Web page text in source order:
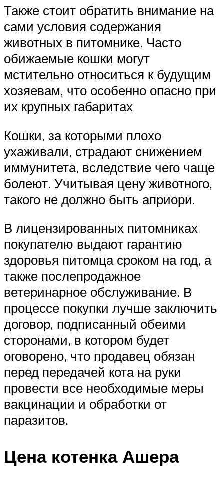
Также стоит обратить внимание на
сами условия содержания
животных в питомнике. Часто
обижаемые кошки могут
мстительно относиться к будущим
хозяевам, что особенно опасно при
их крупных габаритах
Кошки, за которыми плохо
ухаживали, страдают снижением
иммунитета, вследствие чего чаще
болеют. Учитывая цену животного,
такого не должно быть априори.
В лицензированных питомниках
покупателю выдают гарантию
здоровья питомца сроком на год, а
также послепродажное
ветеринарное обслуживание. В
процессе покупки лучше заключить
договор, подписанный обеими
сторонами, в котором будет
оговорено, что продавец обязан
перед передачей кота на руки
провести все необходимые меры
вакцинации и обработки от
паразитов.
Цена котенка Ашера